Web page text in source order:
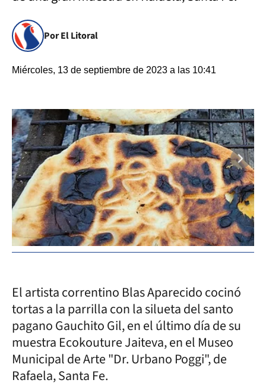
Por El Litoral
Miércoles, 13 de septiembre de 2023 a las 10:41
El artista correntino Blas Aparecido cocinó
tortas a la parrilla con la silueta del santo
pagano Gauchito Gil, en el último día de su
muestra Ecokouture Jaiteva, en el Museo
Municipal de Arte "Dr. Urbano Poggi", de
Rafaela, Santa Fe.